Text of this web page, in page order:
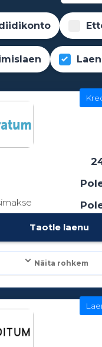
Taotle laenu
Näita rohkem